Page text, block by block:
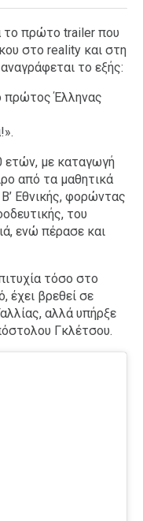
το πρώτο trailer που
στο reality και στη
το εξής:
πρώτος Έλληνας
ετών, με καταγωγή
από τα μαθητικά
Εθνικής, φορώντας
του
ενώ πέρασε και
τόσο στο
έχει βρεθεί σε
αλλά υπήρξε
Γκλέτσου.